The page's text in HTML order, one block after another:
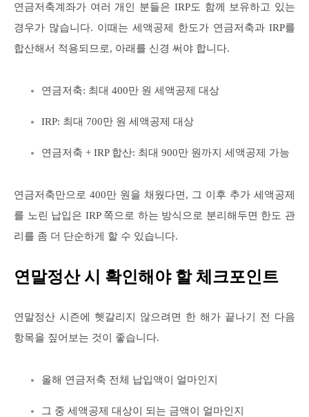
연금저축계좌가 여러 개인 분들은 IRP도 함께 보유하고 있는
경우가 많습니다. 이때는 세액공제 한도가 연금저축과 IRP를
합산해서 적용되므로, 아래를 신경 써야 합니다.
연금저축: 최대 400만 원 세액공제 대상
IRP: 최대 700만 원 세액공제 대상
연금저축 + IRP 합산: 최대 900만 원까지 세액공제 가능
연금저축만으로 400만 원을 채웠다면, 그 이후 추가 세액공제
를 노린 납입은 IRP 쪽으로 하는 방식으로 분리해두면 한도 관
리를 좀 더 단순하게 할 수 있습니다.
연말정산 시 확인해야 할 체크포인트
연말정산 시즌에 헷갈리지 않으려면 한 해가 끝나기 전 다음
항목을 짚어보는 것이 좋습니다.
올해 연금저축 전체 납입액이 얼마인지
그 중 세액공제 대상이 되는 금액이 얼마인지